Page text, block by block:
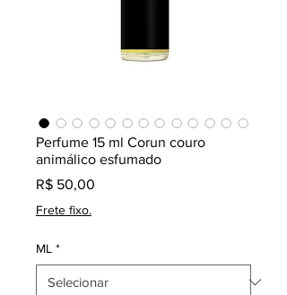
Perfume 15 ml Corun couro
animálico esfumado
R$ 50,00
Frete fixo.
ML *